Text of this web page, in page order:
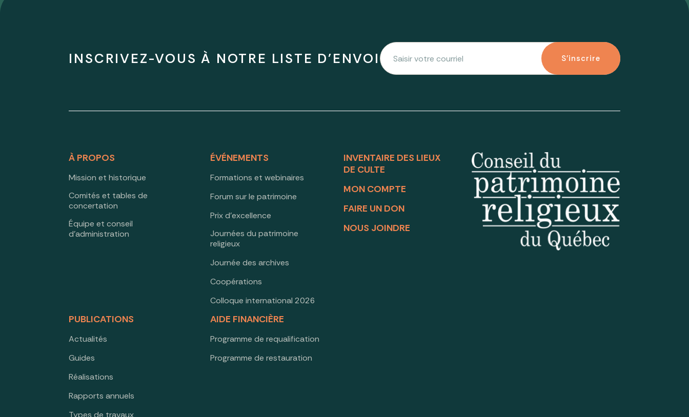
INSCRIVEZ-VOUS À NOTRE LISTE D'ENVOI S'inscrire
À PROPOS
Mission et historique
Comités et tables de
concertation
Équipe et conseil
d’administration
ÉVÉNEMENTS
Formations et webinaires
Forum sur le patrimoine
Prix d’excellence
Journées du patrimoine
religieux
Journée des archives
Coopérations
Colloque international 2026
PUBLICATIONS
Actualités
Guides
Réalisations
Rapports annuels
Types de travaux
AIDE FINANCIÈRE
Programme de requalification
Programme de restauration
INVENTAIRE DES LIEUX
DE CULTE
MON COMPTE
FAIRE UN DON
NOUS JOINDRE